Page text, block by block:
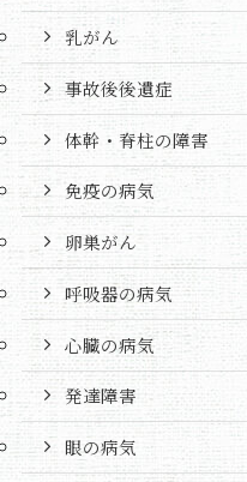
乳がん
事故後後遺症
体幹・脊柱の障害
免疫の病気
卵巣がん
呼吸器の病気
心臓の病気
発達障害
眼の病気